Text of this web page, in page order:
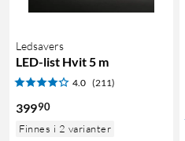
Ledsavers
LED-list Hvit 5 m
4.0 (211)
39990
Finnes i 2 varianter